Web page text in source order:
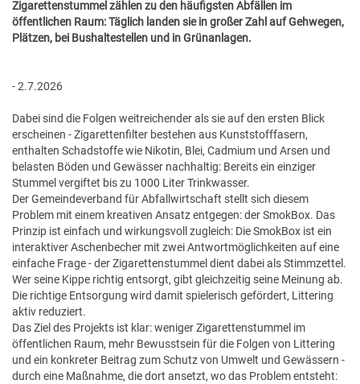
ANSPRECHPARTNER
GESUNDE GEMEINDE
Zigarettenstummel zählen zu den häufigsten Abfällen im
öffentlichen Raum: Täglich landen sie in großer Zahl auf Gehwegen,
Plätzen, bei Bushaltestellen und in Grünanlagen.
- 2.7.2026
Dabei sind die Folgen weitreichender als sie auf den ersten Blick
erscheinen - Zigarettenfilter bestehen aus Kunststofffasern,
enthalten Schadstoffe wie Nikotin, Blei, Cadmium und Arsen und
belasten Böden und Gewässer nachhaltig: Bereits ein einziger
Stummel vergiftet bis zu 1000 Liter Trinkwasser.
Der Gemeindeverband für Abfallwirtschaft stellt sich diesem
Problem mit einem kreativen Ansatz entgegen: der SmokBox. Das
Prinzip ist einfach und wirkungsvoll zugleich: Die SmokBox ist ein
interaktiver Aschenbecher mit zwei Antwortmöglichkeiten auf eine
einfache Frage - der Zigarettenstummel dient dabei als Stimmzettel.
Wer seine Kippe richtig entsorgt, gibt gleichzeitig seine Meinung ab.
Die richtige Entsorgung wird damit spielerisch gefördert, Littering
aktiv reduziert.
Das Ziel des Projekts ist klar: weniger Zigarettenstummel im
öffentlichen Raum, mehr Bewusstsein für die Folgen von Littering
und ein konkreter Beitrag zum Schutz von Umwelt und Gewässern -
durch eine Maßnahme, die dort ansetzt, wo das Problem entsteht: